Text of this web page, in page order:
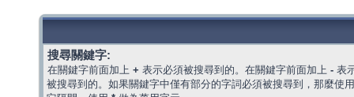
搜尋關鍵字:
在關鍵字前面加上 + 表示必須被搜尋到的。在關鍵字前面加上 - 表
被搜尋到的。如果關鍵字中僅有部分的字詞必須被搜尋到，那麼使